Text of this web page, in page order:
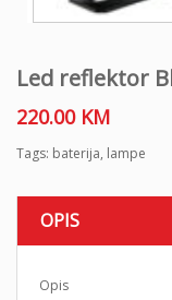
Led reflektor
220.00 KM
Tags: baterija, lampe
OPIS
Opis